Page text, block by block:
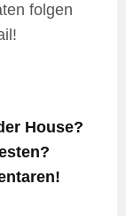
folgen
House?